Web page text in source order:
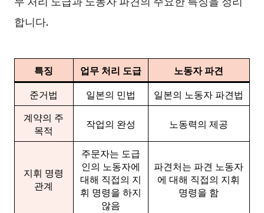
합니다.
특징 업무 처리 도급
노동자 파견
준거법
일본의 민법
일본의 노동자 파견법
계약의 주
목적
작업의 완성 노동력의 제공
지휘 명령
관계
주문자는 도급
인의 노동자에
대해 직접의 지
휘 명령을 하지
않음
파견처는 파견 노동자
에 대해 직접의 지휘
명령을 함